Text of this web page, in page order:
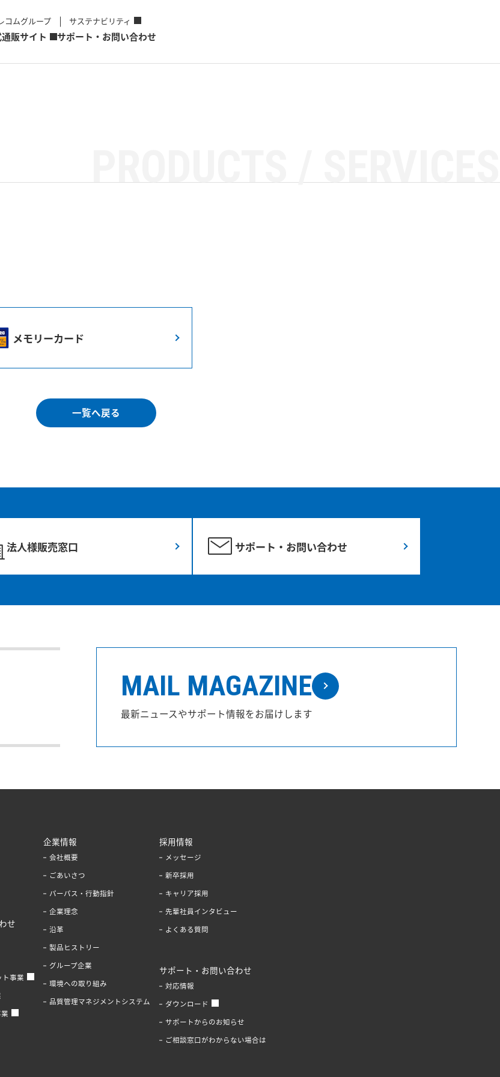
コムグループ サステナビリティ
販サイト サポート・お問い合わせ
メモリーカード
一覧へ戻る
法人様販売窓口 サポート・お問い合わせ
MAIL MAGAZINE
最新ニュースやサポート情報をお届けします
せ
ト事業
企業情報
会社概要
ごあいさつ
パーパス・行動指針
企業理念
沿革
製品ヒストリー
グループ企業
環境への取り組み
品質管理マネジメントシステム
採用情報
メッセージ
新卒採用
キャリア採用
先輩社員インタビュー
よくある質問
サポート・お問い合わせ
対応情報
ダウンロード
サポートからのお知らせ
ご相談窓口がわからない場合は